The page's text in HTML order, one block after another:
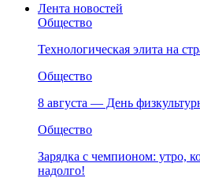
Лента новостей
Общество
Технологическая элита на
Общество
8 августа — День
Общество
Зарядка с чемпионом: утро,
надолго!